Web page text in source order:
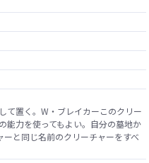
て置く。W・ブレイカーこのクリー
能力を使ってもよい。自分の墓地か
と同じ名前のクリーチャーをすべ